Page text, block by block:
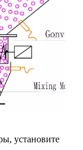
установите